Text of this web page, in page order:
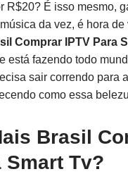
R$20? É isso mesmo,
da vez, é hora de
Comprar IPTV Para
está fazendo todo
sair correndo para
como essa
Brasil
Smart Tv?